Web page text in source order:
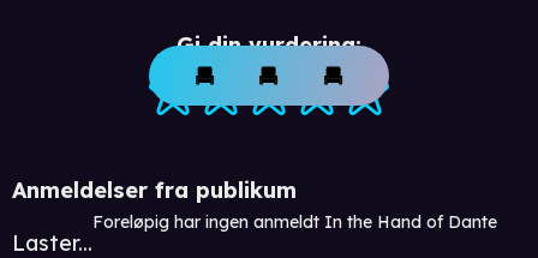
Gi din vurdering:
Anmeldelser fra publikum
Laster...
Foreløpig har ingen anmeldt In the Hand of Dante